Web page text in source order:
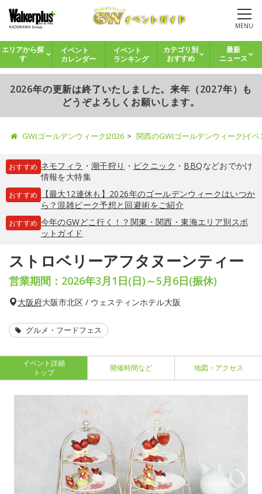
MENU
エリアから探
す
イベント
カレンダー
イベント
ランキング
カテゴリ別
おすすめ
最新
ニュース
2026年の更新は終了いたしました。来年（2027年）も
どうぞよろしくお願いします。
GW(ゴールデンウィーク)2026 関西のGW(ゴールデンウィーク)イ
おすすめ ネモフィラ ・ 潮干狩り ・ ピクニック ・ BBQなどおでかけ
情報を大特集
おすすめ
【最大12連休も】2026年のゴールデンウィークはいつか
ら？混雑ピーク予想と回避術をご紹介
おすすめ 今年のGWどこ行く！？関東・関西・東海エリア別スポ
ットガイド
ストロベリーアフタヌーンティー
営業期間：2026年3月1日(日)～5月6日(振休)
大阪府大阪市北区 / ウェスティンホテル大阪
グルメ・フードフェス
イベント詳細
トップ
開催時間など 地図・アクセス